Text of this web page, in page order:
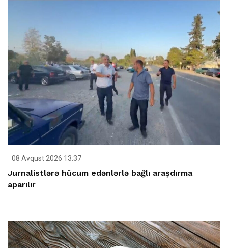
08 Avqust 2026 13:37
Jurnalistlərə hücum edənlərlə bağlı araşdırma
aparılır